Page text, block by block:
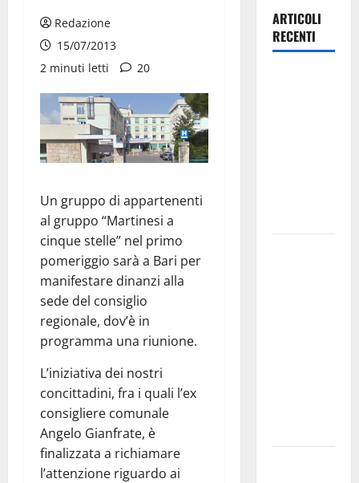
Redazione
15/07/2013
2 minuti letti
20
Un gruppo di appartenenti
al gruppo “Martinesi a
cinque stelle” nel primo
pomeriggio sarà a Bari per
manifestare dinanzi alla
sede del consiglio
regionale, dov’è in
programma una riunione.
L’iniziativa dei nostri
concittadini, fra i quali l’ex
consigliere comunale
Angelo Gianfrate, è
finalizzata a richiamare
l’attenzione riguardo ai
ARTICOLI
RECENTI